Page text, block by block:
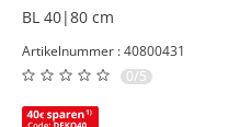
BL 40|80 cm
Artikelnummer : 40800431
0/5